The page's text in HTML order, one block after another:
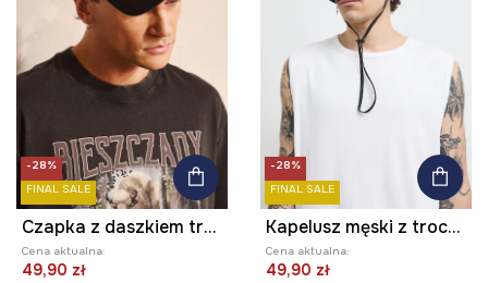
-28%
FINAL SALE
Czapka z daszkiem trucker męska z kolekcji Bieszczadzki Park Narodowy x Medicine
Cena aktualna:
49,90 zł
-28%
FINAL SALE
Kapelusz męski z troczkami
Cena aktualna:
49,90 zł